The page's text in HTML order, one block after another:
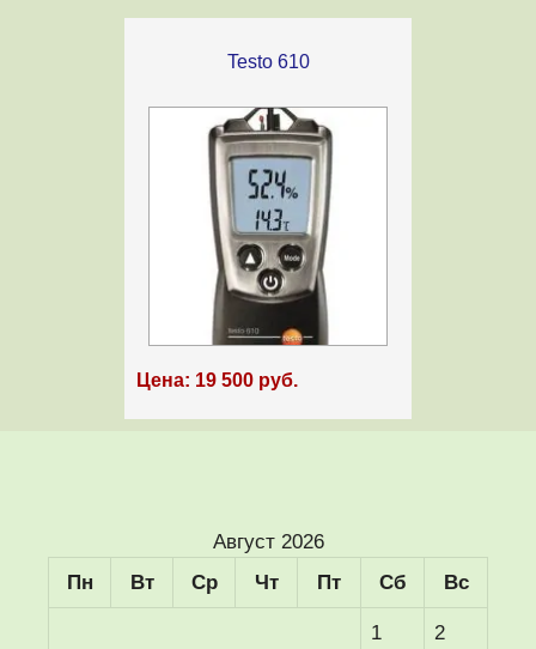
Testo 610
Цена: 19 500 руб.
Август 2026
Пн
Вт Ср Чт Пт Сб Вс
1 2